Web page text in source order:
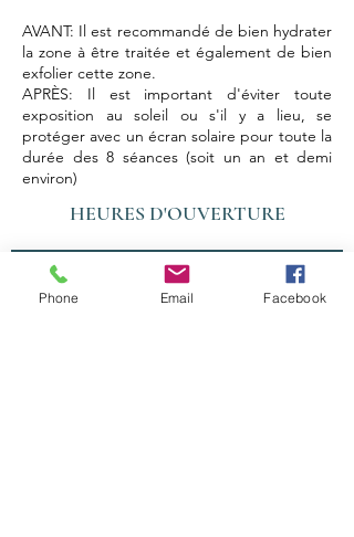
AVANT: Il est recommandé de bien hydrater
la zone à être traitée et également de bien
exfolier cette zone.
APRÈS: Il est important d'éviter toute
exposition au soleil ou s'il y a lieu, se
protéger avec un écran solaire pour toute la
durée des 8 séances (soit un an et demi
environ)
HEURES D'OUVERTURE
LUNDI - VENDREDI: 09:00 - 20:00
Phone Email Facebook